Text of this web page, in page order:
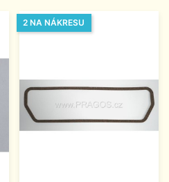
2 NA NÁKRESU